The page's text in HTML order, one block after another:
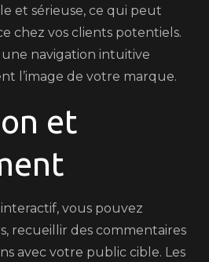
et sérieuse, ce qui peut
chez vos clients potentiels.
navigation intuitive
l’image de votre marque.
et
vous pouvez
recueillir des commentaires
avec votre public cible. Les